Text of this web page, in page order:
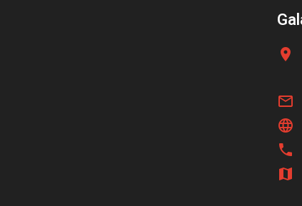
location_on
mail_outline
language
phone
map